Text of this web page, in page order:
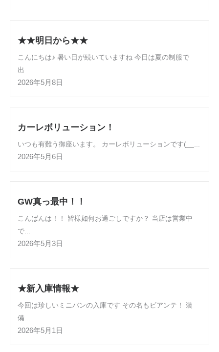
★★明日から★★
こんにちは♪ 暑い日が続いていますね 今日は夏の制服で
出...
2026年5月8日
カーレボリューション！
いつも有難う御座います。 カーレボリューションです(__...
2026年5月6日
GW真っ最中！！
こんばんは！！ 皆様如何お過ごしですか？ 当店は営業中
で...
2026年5月3日
★新入庫情報★
今回は珍しいミニバンの入庫です その名もビアンテ！ 装
備...
2026年5月1日